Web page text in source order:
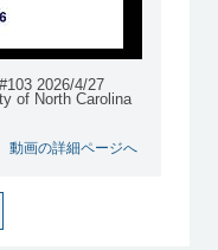
2026/4/27
of North Carolina
動画の詳細ページへ